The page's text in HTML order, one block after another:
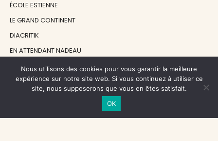
ÉCOLE ESTIENNE
LE GRAND CONTINENT
DIACRITIK
EN ATTENDANT NADEAU
NOS SOUTIENS
Nous utilisons des cookies pour vous garantir la meilleure
expérience sur notre site web. Si vous continuez à utiliser ce
site, nous supposerons que vous en êtes satisfait.
OK